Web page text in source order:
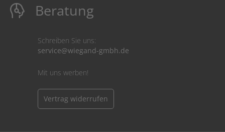
Beratung
Schreiben Sie uns:
service@wiegand-gmbh.de
Mit uns werben!
Vertrag widerrufen